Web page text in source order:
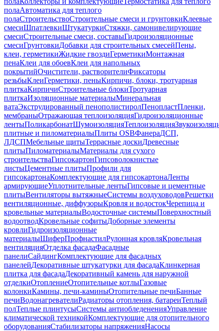
полаАвтоматика для теплого
полаСтроительствоСтроительные смеси и грунтовкиКлеевые
смесиШпатлевкиШтукатуркиСтяжки, самонивелирующие
смесиСтроительные смеси, составыГидроизоляционные
смесиГрунтовкиДобавки для строительных смесейПены,
клеи, герметикиЖидкие гвоздиГерметикиМонтажная
пенаКлеи для обоевКлеи для напольных
покрытийОчистители, растворителиФиксаторы
резьбыКлеиГерметики, пеныКирпичи, блоки, тротуарная
плиткаКирпичиСтроительные блокиТротуарная
плиткаИзоляционные материалыМинеральная
ватаЭкструдированный пенополистиролПенопластПленки,
мембраныОтражающая теплоизоляцияГидроизоляционные
лентыПоликарбонатШумоизоляцияТеплоизоляция
плитные и пиломатериалыПлиты OSBФанераДСП,
ЛДСПМебельные щитыТеррасные доскиДревесные
плитыПиломатериалыМатериалы для сухого
строительстваГипсокартонГипсоволокнистые
листыЦементные плитыПрофили для
гипсокартонаКомплектующие для гипсокартонаЛенты
армирующиеУплотнительные лентыГипсовые и цементные
плитыВентиляторы вытяжныеСистемы воздуховодовРешетки
вентиляционные, диффузорыКровля и водостокЧерепица и
кровельные материалыВодосточные системыПоверхностный
водоотводКровельные софитыДоборные элементы
кровлиГидроизоляционные
материалыШиферПрофнастилРулонная кровляКровельная
вентиляцияОтделка фасадаФасадные
панелиСайдингКомплектующие для фасадных
панелейДекоративные штукатурки для фасадаКлинкерная
плитка для фасадаДекоративный камень для наружной
отделкиОтоплениеОтопительные котлыГазовые
колонкиКамины, печи-каминыОтопительные печиБанные
печиВодонагревателиРадиаторы отопления, батареиТеплый
полТеплые плинтусыСистемы антиобледененияУправление
климатической техникойКомплектующие для отопительного
оборудованияСтабилизаторы напряженияНасосы